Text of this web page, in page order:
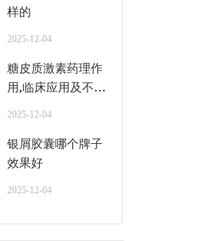
样的
2025-12-04
糖皮质激素药理作
用,临床应用及不良
2025-12-04
银屑胶囊哪个牌子
效果好
2025-12-04